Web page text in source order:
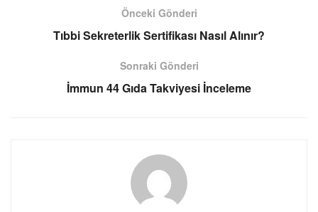
Önceki Gönderi
Tıbbi Sekreterlik Sertifikası Nasıl Alınır?
Sonraki Gönderi
İmmun 44 Gıda Takviyesi İnceleme